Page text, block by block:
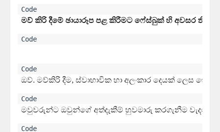
මව් කිරි දීමේ ඡායාරූප පළ කිරීමට ෆේස්බුක් හි අවසර තිබේද
ඔව්. මව්කිරි දීම, ස්වාභාවික හා අලංකාර දෙයක් ලෙස
මවුවරුන්ට ඔවුන්ගේ අත්දැකීම් හුවමාරු කරගැනීම